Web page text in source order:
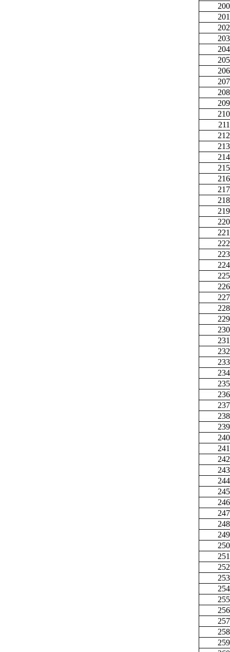
200
201
202
203
204
205
206
207
208
209
210
211
212
213
214
215
216
217
218
219
220
221
222
223
224
225
226
227
228
229
230
231
232
233
234
235
236
237
238
239
240
241
242
243
244
245
246
247
248
249
250
251
252
253
254
255
256
257
258
259